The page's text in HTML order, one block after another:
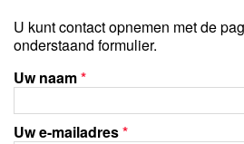
U kunt contact opnemen met de
onderstaand formulier.
Uw naam*
Uw e-mailadres*